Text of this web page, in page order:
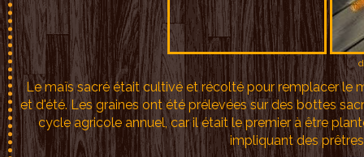
Le maïs sacré était cultivé et récolté pour remplacer le
et d'été. Les graines ont été prélevées sur des bottes
cycle agricole annuel, car il était le premier à être
impliquant des